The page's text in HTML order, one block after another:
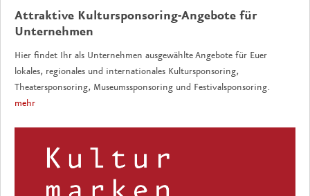
Attraktive Kultursponsoring-Angebote für
Unternehmen
Hier findet Ihr als Unternehmen ausgewählte Angebote für Euer
lokales, regionales und internationales Kultursponsoring,
Theatersponsoring, Museumssponsoring und Festivalsponsoring.
mehr